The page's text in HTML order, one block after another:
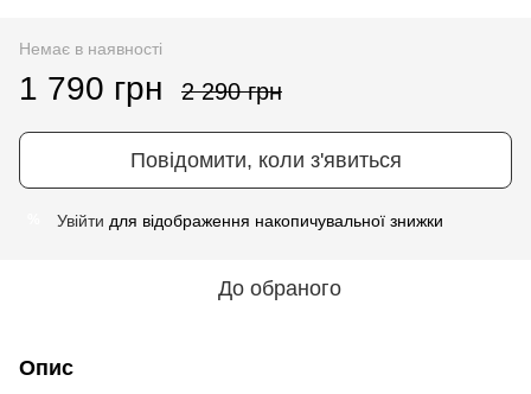
Немає в наявності
1 790 грн 2 290 грн
Повідомити, коли з'явиться
Увійти для відображення накопичувальної знижки
До обраного
Опис